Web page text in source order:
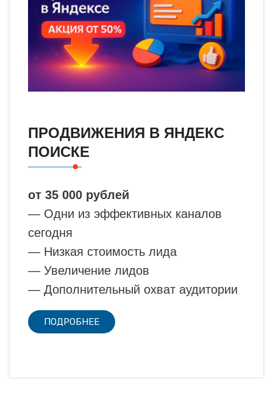
ПРОДВИЖЕНИЯ В ЯНДЕКС
ПОИСКЕ
от 35 000 рублей
— Одни из эффективных каналов
сегодня
— Низкая стоимость лида
— Увеличение лидов
— Дополнительный охват аудитории
ПОДРОБНЕЕ